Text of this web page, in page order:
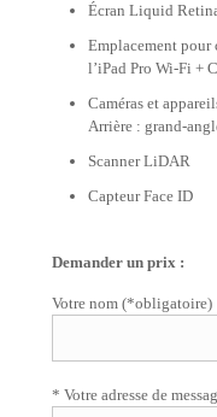
Écran Liquid
Emplacement pour
l’iPad Pro Wi-Fi +
Caméras et
Arrière : grand-
Scanner LiDAR
Capteur Face ID
Demander un prix :
Votre nom (*obligatoire)
* Votre adresse de